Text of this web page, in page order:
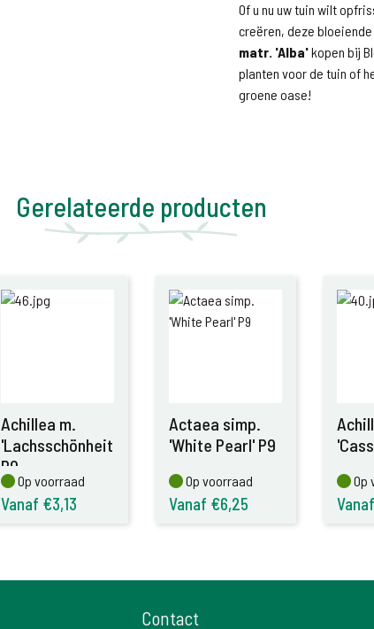
Of u nu uw tuin wilt
creëren, deze
matr. 'Alba'kopen bij
planten voor de tuin of
groene oase!
Gerelateerde producten
Achillea m.
'Lachsschönheit'
P9
Op voorraad
Op voorraad
Vanaf €3,13
Actaea simp.
'White Pearl' P9
Op voorraad
Op voorraad
Vanaf €6,25
Op
Op
Contact